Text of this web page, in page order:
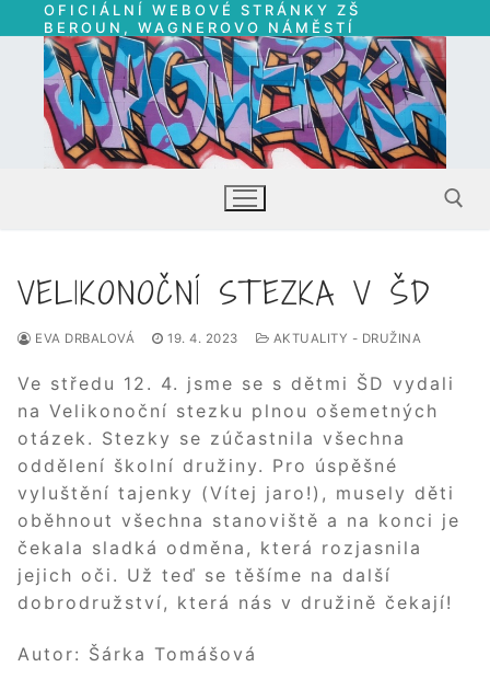
Přeskočit
na
obsah
OFICIÁLNÍ WEBOVÉ STRÁNKY ZŠ
BEROUN, WAGNEROVO NÁMĚSTÍ
Hledat:
VELIKONOČNÍ STEZKA V ŠD
EVA DRBALOVÁ 19. 4. 2023 AKTUALITY - DRUŽINA
Ve středu 12. 4. jsme se s dětmi ŠD vydali
na Velikonoční stezku plnou ošemetných
otázek. Stezky se zúčastnila všechna
oddělení školní družiny. Pro úspěšné
vyluštění tajenky (Vítej jaro!), musely děti
oběhnout všechna stanoviště a na konci je
čekala sladká odměna, která rozjasnila
jejich oči. Už teď se těšíme na další
dobrodružství, která nás v družině čekají!
Autor: Šárka Tomášová